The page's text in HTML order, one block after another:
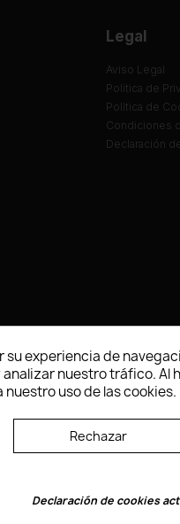
Legal
Aviso Legal
Política de
Política de
Condiciones
Declaración
las normas dictadas por la
su experiencia de
nuestro tráfico. Al
uso de las cookies.
Rechazar
Declaración de cookies